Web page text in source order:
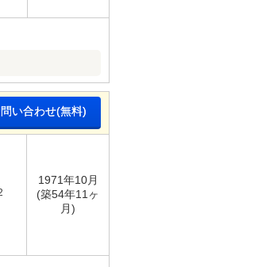
い合わせ(無料)
1971年10月
(築54年11ヶ
月)